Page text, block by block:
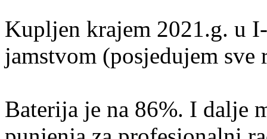
Kupljen krajem 2021.g. u
jamstvom (posjedujem
Baterija je na 86%. I dalje